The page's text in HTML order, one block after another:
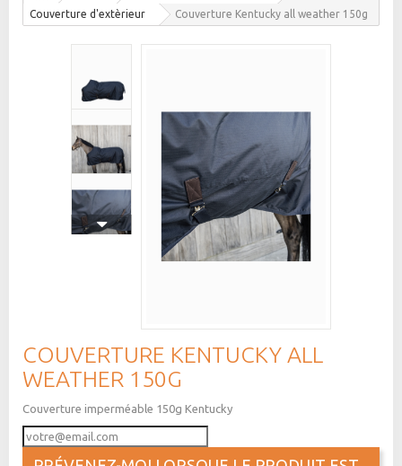
Couverture d'extèrieur
Couverture Kentucky all weather 150g
COUVERTURE KENTUCKY ALL
WEATHER 150G
Couverture imperméable 150g Kentucky